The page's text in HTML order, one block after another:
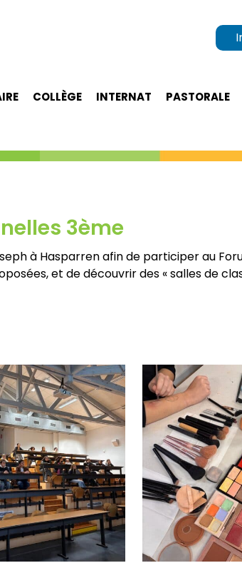
COLLÈGE INTERNAT PASTORALE
3ème
à Hasparren afin de participer au
et de découvrir des « salles de